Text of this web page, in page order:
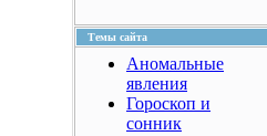
Темы сайта
Аномальные
явления
Гороскоп и
сонник